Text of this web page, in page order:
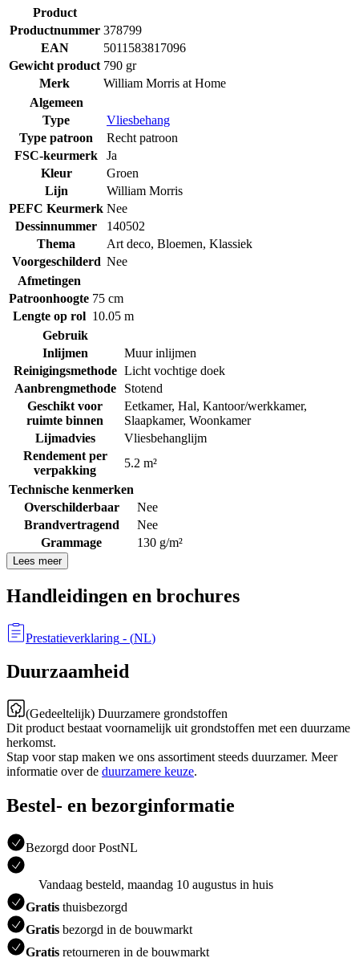
Product
Productnummer 378799
EAN
5011583817096
Gewicht product 790 gr
Merk
William Morris at Home
Algemeen
Type
Vliesbehang
Type patroon
Recht patroon
FSC-keurmerk
Ja
Kleur
Groen
Lijn
William Morris
PEFC Keurmerk Nee
Dessinnummer
140502
Thema
Art deco, Bloemen, Klassiek
Voorgeschilderd Nee
Afmetingen
Patroonhoogte 75 cm
Lengte op rol 10.05 m
Gebruik
Inlijmen
Muur inlijmen
Reinigingsmethode Licht vochtige doek
Aanbrengmethode
Stotend
Geschikt voor
ruimte binnen
Eetkamer, Hal, Kantoor/werkkamer,
Slaapkamer, Woonkamer
Lijmadvies
Vliesbehanglijm
Rendement per
verpakking
5.2 m²
Technische kenmerken
Overschilderbaar
Nee
Brandvertragend
Nee
Grammage
130 g/m²
Lees meer
Handleidingen en brochures
Prestatieverklaring - (NL)
Duurzaamheid
(Gedeeltelijk) Duurzamere grondstoffen
Dit product bestaat voornamelijk uit grondstoffen met een duurzame
herkomst.
Stap voor stap maken we ons assortiment steeds duurzamer. Meer
informatie over de duurzamere keuze.
Bestel- en bezorginformatie
Bezorgd door PostNL
Vandaag besteld, maandag 10 augustus in huis
Gratis thuisbezorgd
Gratis bezorgd in de bouwmarkt
Gratis retourneren in de bouwmarkt